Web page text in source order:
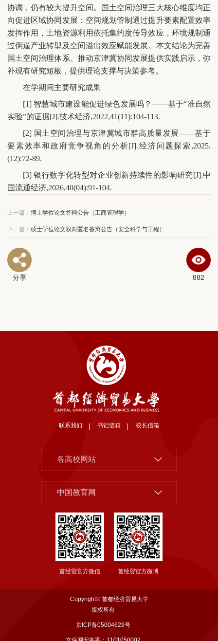
协调，仍有较大提升空间。国土空间治理三大核心维度均正
向促进区域协同发展：空间规划管制通过提升要素配置效率
发挥作用，土地资源利用依托集约度传导效应，环境规制通
过倒逼产业转型及空间溢出效应赋能发展。本文结论为完善
国土空间治理体系、推动京津冀协同发展提供实践启示，弥
补现有研究短板，提供理论支撑与决策参考。
在学期间主要研究成果
[1] 智慧城市建设能促进绿色发展吗？——基于“准自然
实验”的证据[J].技术经济,2022,41(11):104-113.
[2] 国土空间治理与京津冀城市群高质量发展——基于
要素效率和政府竞争视角的分析[J].经济问题探索,2025,
(12):72-89.
[3] 银行数字化转型对企业创新持续性的影响研究[J].中
国流通经济,2026,40(04):91-104.
上一篇： 博士学位论文答辩公告（工商管理学）
下一篇： 硕士学位论文双向匿名答辩公告（安全科学与工程）
分享 882
各高校网站
北京大学
清华大学
中国人民大学
中央财经大学
对外经济贸易大学
上海财经大学
东北财经大学
中南财经政法大学
江西财经大学
中国教育网
中国社会科学院
北京市教委
首都之窗
教育部
国家哲学社科规划办公室
国务院发展研究中心
联系我们 书记信箱 校长信箱
首经贸官方微信 首经贸官方微博
Copyright© 首都经济贸易大学
版权所有
京ICP备05004629号